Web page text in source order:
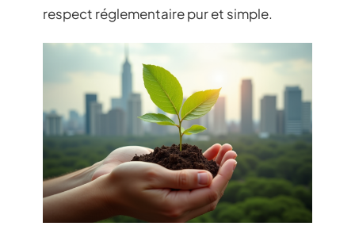
respect réglementaire pur et simple.